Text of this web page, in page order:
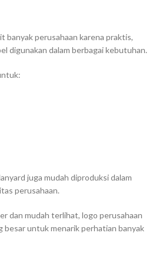
banyak perusahaan karena praktis,
digunakan dalam berbagai kebutuhan.
juga mudah diproduksi dalam
perusahaan.
dan mudah terlihat, logo perusahaan
besar untuk menarik perhatian banyak